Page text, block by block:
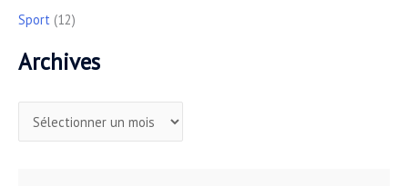
Sport (12)
Archives